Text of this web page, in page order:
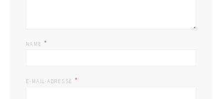
NAME *
E-MAIL-ADRESSE *